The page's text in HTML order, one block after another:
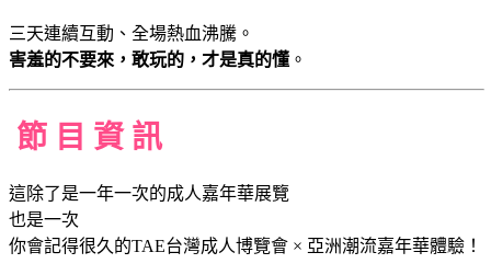
三天連續互動、全場熱血沸騰。
害羞的不要來，敢玩的，才是真的懂 。
節 目 資 訊
這除了是一年一次的成人嘉年華展覽
也是一次
你會記得很久的TAE台灣成人博覽會 × 亞洲潮流嘉年華體驗！